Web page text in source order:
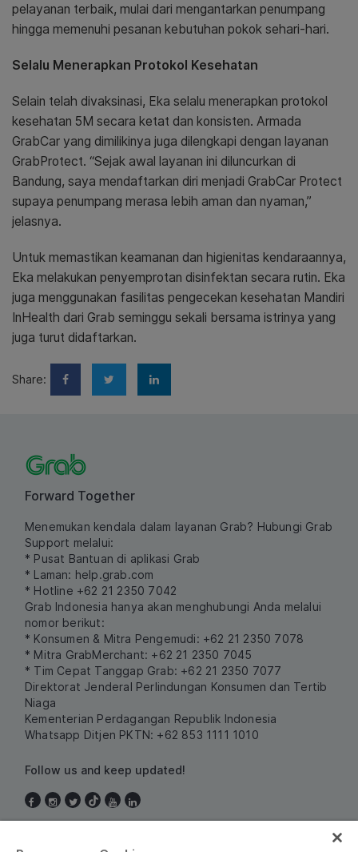
pelayanan terbaik, mulai dari mengantarkan penumpang
hingga memenuhi pesanan kebutuhan pokok sehari-hari.
Selalu Menerapkan Protokol Kesehatan
Selain telah divaksinasi, Eka selalu menerapkan protokol
kesehatan 5M secara ketat dan konsisten. Armada
GrabCar yang dimilikinya juga dilengkapi dengan layanan
GrabProtect. “Sejak awal layanan ini diluncurkan di
Bandung, saya mendaftarkan diri menjadi GrabCar Protect
supaya penumpang merasa lebih aman dan nyaman,”
jelasnya.
Untuk memastikan keamanan dan higienitas kendaraannya,
Eka melakukan penyemprotan disinfektan secara rutin. Eka
juga menggunakan fasilitas pengecekan kesehatan Mandiri
InHealth dari Grab seminggu sekali bersama istrinya yang
juga turut didaftarkan.
Share:
Forward Together
Menemukan kendala dalam layanan Grab? Hubungi Grab
Support melalui:
* Pusat Bantuan di aplikasi Grab
* Laman: help.grab.com
* Hotline +62 21 2350 7042
Grab Indonesia hanya akan menghubungi Anda melalui
nomor berikut:
* Konsumen & Mitra Pengemudi: +62 21 2350 7078
* Mitra GrabMerchant: +62 21 2350 7045
* Tim Cepat Tanggap Grab: +62 21 2350 7077
Direktorat Jenderal Perlindungan Konsumen dan Tertib
Niaga
Kementerian Perdagangan Republik Indonesia
Whatsapp Ditjen PKTN: +62 853 1111 1010
Follow us and keep updated!